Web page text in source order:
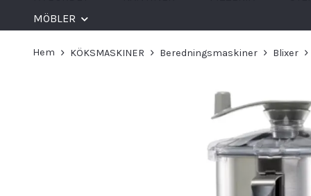
MÖBLER
Hem KÖKSMASKINER Beredningsmaskiner Blixer